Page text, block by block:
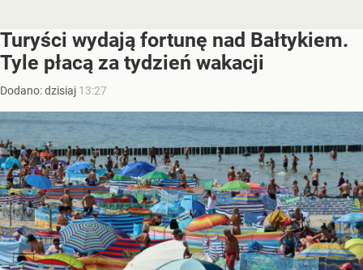
Turyści wydają fortunę nad Bałtykiem.
Tyle płacą za tydzień wakacji
Dodano:dzisiaj 13:27